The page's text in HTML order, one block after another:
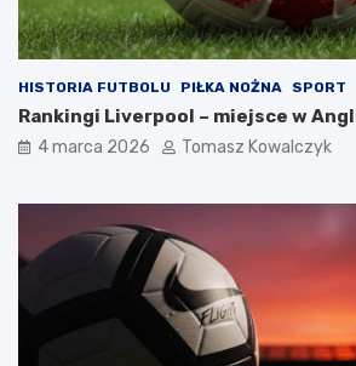
HISTORIA FUTBOLU PIŁKA NOŻNA SPORT
Rankingi Liverpool – miejsce w
4 marca 2026 Tomasz Kowalczyk